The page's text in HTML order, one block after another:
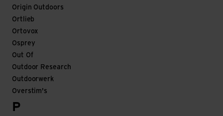
Origin Outdoors
Ortlieb
Ortovox
Osprey
Out Of
Outdoor Research
Outdoorwerk
Overstim's
P